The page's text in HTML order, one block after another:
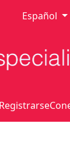
Español
Registrarse